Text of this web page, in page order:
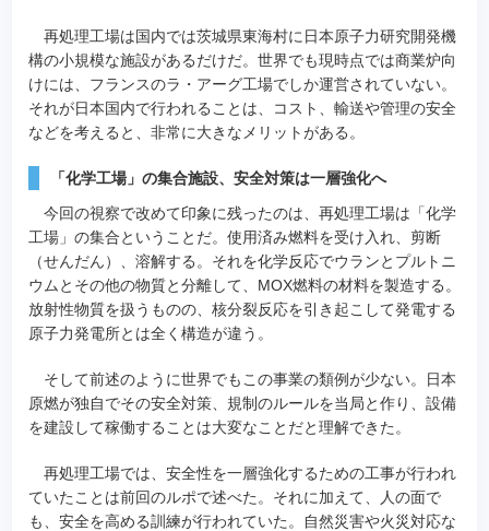
再処理工場は国内では茨城県東海村に日本原子力研究開発機
構の小規模な施設があるだけだ。世界でも現時点では商業炉向
けには、フランスのラ・アーグ工場でしか運営されていない。
それが日本国内で行われることは、コスト、輸送や管理の安全
などを考えると、非常に大きなメリットがある。
「化学工場」の集合施設、安全対策は一層強化へ
今回の視察で改めて印象に残ったのは、再処理工場は「化学
工場」の集合ということだ。使用済み燃料を受け入れ、剪断
（せんだん）、溶解する。それを化学反応でウランとプルトニ
ウムとその他の物質と分離して、MOX燃料の材料を製造する。
放射性物質を扱うものの、核分裂反応を引き起こして発電する
原子力発電所とは全く構造が違う。
そして前述のように世界でもこの事業の類例が少ない。日本
原燃が独自でその安全対策、規制のルールを当局と作り、設備
を建設して稼働することは大変なことだと理解できた。
再処理工場では、安全性を一層強化するための工事が行われ
ていたことは前回のルポで述べた。それに加えて、人の面で
も、安全を高める訓練が行われていた。自然災害や火災対応な